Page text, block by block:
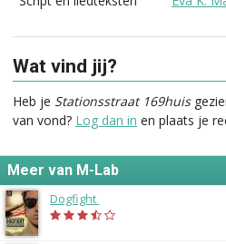
Wat vind jij?
Heb je Stationsstraat 169huis
van vond? Log dan in en plaats je
Meer van M-Lab
Dogfight